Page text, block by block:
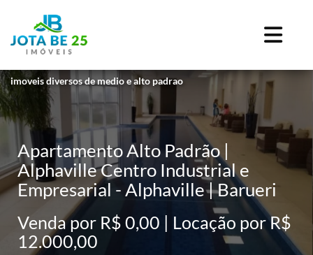
imoveis diversos de medio e alto padrao
Apartamento Alto Padrão |
Alphaville Centro Industrial e
Empresarial - Alphaville | Barueri
Venda por R$ 0,00 | Locação por R$
12.000,00